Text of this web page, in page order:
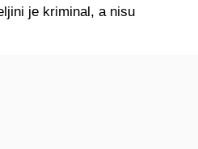
je kriminal, a nisu